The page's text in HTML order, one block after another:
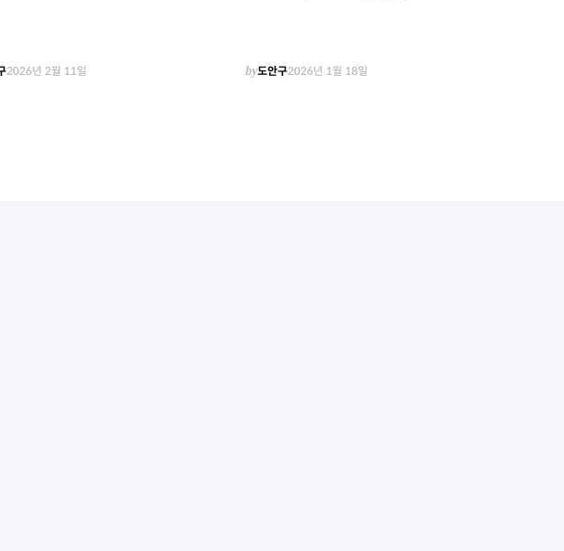
2026년 2월 11일 by도안구2026년 1월 18일